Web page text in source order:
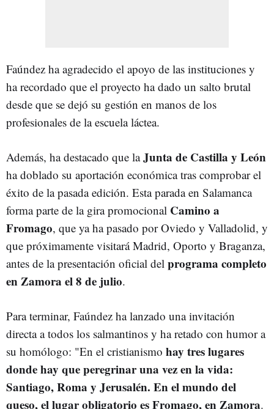
Faúndez ha agradecido el apoyo de las instituciones y
ha recordado que el proyecto ha dado un salto brutal
desde que se dejó su gestión en manos de los
profesionales de la escuela láctea.
Además, ha destacado que laJunta de Castilla y León
ha doblado su aportación económica tras comprobar el
éxito de la pasada edición. Esta parada en Salamanca
forma parte de la gira promocional Camino a
Fromago, que ya ha pasado por Oviedo y Valladolid, y
que próximamente visitará Madrid, Oporto y Braganza,
antes de la presentación oficial del programa completo
en Zamora el 8 de julio.
Para terminar, Faúndez ha lanzado una invitación
directa a todos los salmantinos y ha retado con humor a
su homólogo: "En el cristianismo hay tres lugares
donde hay que peregrinar una vez en la vida:
Santiago, Roma y Jerusalén. En el mundo del
queso, el lugar obligatorio es Fromago, en Zamora.